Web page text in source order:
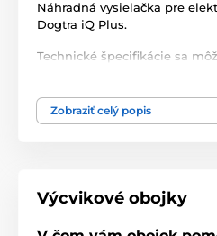
Náhradná vysielačka pre
Dogtra iQ Plus.
Technické špecifikácie sa
Príslušenstvo výcvikové
Zobraziť celý popis
Výcvikové obojky